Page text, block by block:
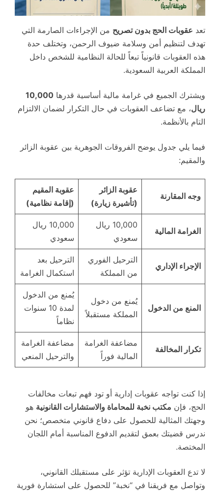
تعد عقوبات الحج بدون تصريح من الإجراءات الصارمة التي
تهدف لتنظيم أمن وسلامة ضيوف الرحمن، وتختلف حدة
هذه العقوبات قانونياً تبعاً للحالة النظامية للشخص داخل
المملكة العربية السعودية.
ويشترك الجميع في غرامة مالية أساسية قدرها 10,000
ريال، مع تضاعف العقوبات في حال التكرار لضمان الالتزام
التام بالأنظمة.
فيما يلي جدول يوضح الفروقات الجوهرية بين عقوبة الزائر
والمقيم:
وجه المقارنة
عقوبة الزائر
(تأشيرة زيارة)
عقوبة المقيم
(إقامة نظامية)
الغرامة المالية
10,000 ريال
سعودي
10,000 ريال
سعودي
الإجراء الإداري
الترحيل الفوري
من المملكة
الترحيل بعد
استكمال الغرامة
المنع من الدخول
يُمنع من دخول
المملكة مستقبلاً
يُمنع من الدخول
لمدة 10 سنوات
نظاماً
تكرار المخالفة
مضاعفة الغرامة
المالية فوراً
مضاعفة الغرامة
والترحيل المنعي
إذا كنت تواجه عقوبات إدارية أو تود فهم تبعات مخالفات
الحج، فإن مكتب نخبة للمحاماة والاستشارات القانونية هو
وجهتك المثالية للحصول على دفاع قانوني متخصص؛ نحن
ندرس قضيتك بعمق لتقديم الدفوع المناسبة أمام اللجان
المختصة.
لا تدع العقوبات الإدارية تؤثر على مستقبلك القانوني،
وتواصل مع فريقنا في “نخبة” للحصول على استشارة فورية